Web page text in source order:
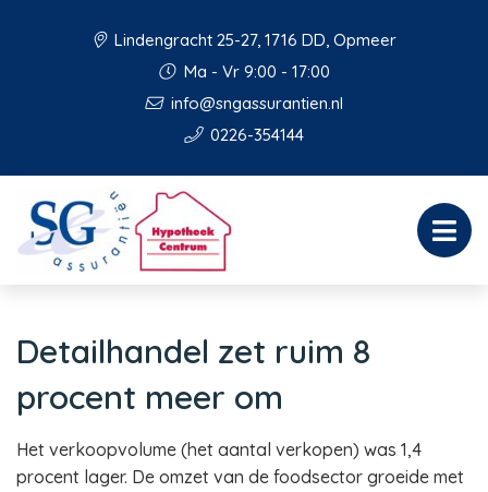
Lindengracht 25-27, 1716 DD, Opmeer
Ma - Vr 9:00 - 17:00
info@sngassurantien.nl
0226-354144
Detailhandel zet ruim 8
procent meer om
Het verkoopvolume (het aantal verkopen) was 1,4
procent lager. De omzet van de foodsector groeide met